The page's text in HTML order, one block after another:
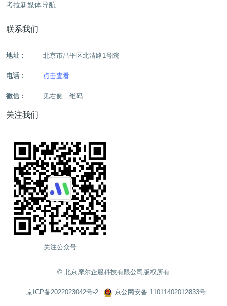
考拉新媒体导航
联系我们
地址 : 北京市昌平区北清路1号院
电话 : 点击查看
微信 : 见右侧二维码
关注我们
关注公众号
©️ 北京摩尔企服科技有限公司版权所有
京ICP备2022023042号-2 京公网安备 11011402012833号